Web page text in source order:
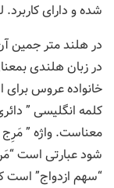
شده و دارای کاربرد.
در هلند متر جمین
در زبان هلندی
خانواده عروس برای
کلمه انگلیسی ”
معناست. واژه ” مَرِج
شود عبارتی است
“سهم ازدواج” است